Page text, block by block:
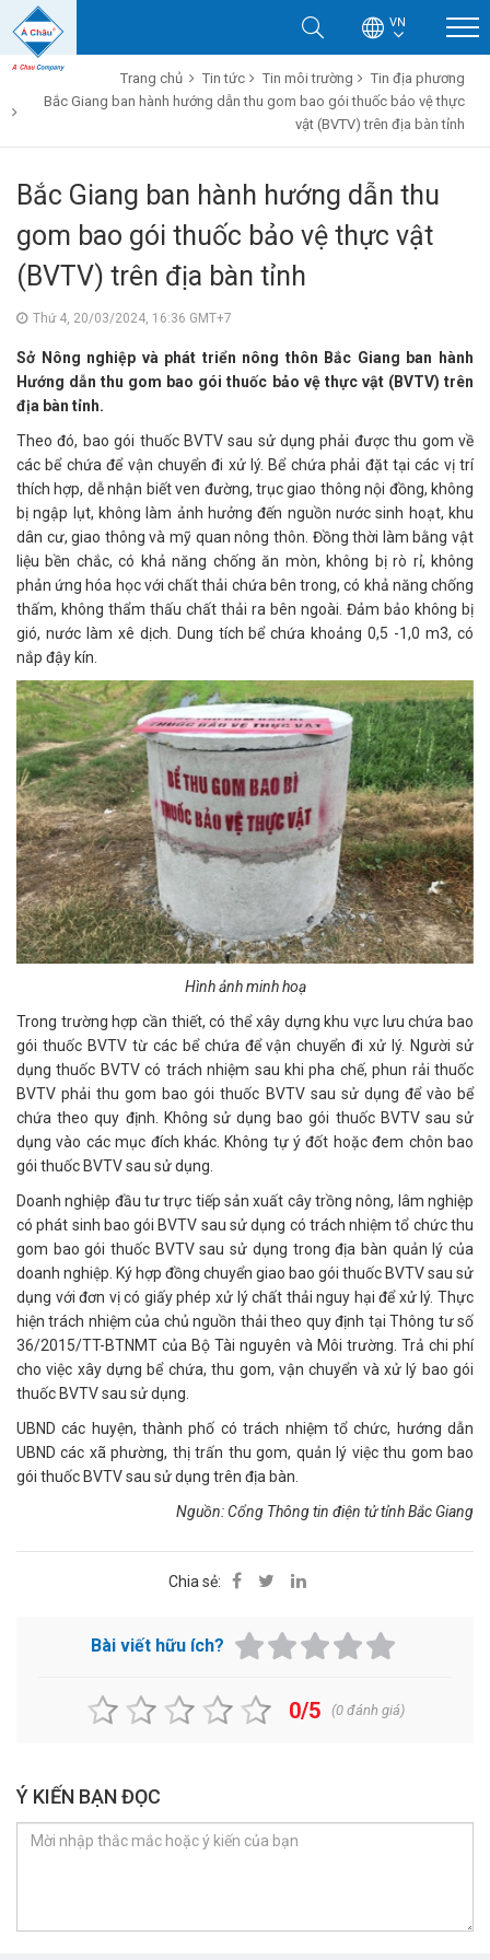
VN
Trang chủ Tin tức Tin môi trường
Tin địa phương
Bắc Giang ban hành hướng dẫn thu gom bao gói thuốc bảo vệ thực
vật (BVTV) trên địa bàn tỉnh
Bắc Giang ban hành hướng dẫn thu
gom bao gói thuốc bảo vệ thực vật
(BVTV) trên địa bàn tỉnh
Thứ 4, 20/03/2024, 16:36 GMT+7
Sở Nông nghiệp và phát triển nông thôn Bắc Giang ban hành
Hướng dẫn thu gom bao gói thuốc bảo vệ thực vật (BVTV) trên
địa bàn tỉnh.
Theo đó, bao gói thuốc BVTV sau sử dụng phải được thu gom về
các bể chứa để vận chuyển đi xử lý. Bể chứa phải đặt tại các vị trí
thích hợp, dễ nhận biết ven đường, trục giao thông nội đồng, không
bị ngập lụt, không làm ảnh hưởng đến nguồn nước sinh hoạt, khu
dân cư, giao thông và mỹ quan nông thôn. Đồng thời làm bằng vật
liệu bền chắc, có khả năng chống ăn mòn, không bị rò rỉ, không
phản ứng hóa học với chất thải chứa bên trong, có khả năng chống
thấm, không thẩm thấu chất thải ra bên ngoài. Đảm bảo không bị
gió, nước làm xê dịch. Dung tích bể chứa khoảng 0,5 -1,0 m3, có
nắp đậy kín.
Hình ảnh minh hoạ
Trong trường hợp cần thiết, có thể xây dựng khu vực lưu chứa bao
gói thuốc BVTV từ các bể chứa để vận chuyển đi xử lý. Người sử
dụng thuốc BVTV có trách nhiệm sau khi pha chế, phun rải thuốc
BVTV phải thu gom bao gói thuốc BVTV sau sử dụng để vào bể
chứa theo quy định. Không sử dụng bao gói thuốc BVTV sau sử
dụng vào các mục đích khác. Không tự ý đốt hoặc đem chôn bao
gói thuốc BVTV sau sử dụng.
Doanh nghiệp đầu tư trực tiếp sản xuất cây trồng nông, lâm nghiệp
có phát sinh bao gói BVTV sau sử dụng có trách nhiệm tổ chức thu
gom bao gói thuốc BVTV sau sử dụng trong địa bàn quản lý của
doanh nghiệp. Ký hợp đồng chuyển giao bao gói thuốc BVTV sau sử
dụng với đơn vị có giấy phép xử lý chất thải nguy hại để xử lý. Thực
hiện trách nhiệm của chủ nguồn thải theo quy định tại Thông tư số
36/2015/TT-BTNMT của Bộ Tài nguyên và Môi trường. Trả chi phí
cho việc xây dựng bể chứa, thu gom, vận chuyển và xử lý bao gói
thuốc BVTV sau sử dụng.
UBND các huyện, thành phố có trách nhiệm tổ chức, hướng dẫn
UBND các xã phường, thị trấn thu gom, quản lý việc thu gom bao
gói thuốc BVTV sau sử dụng trên địa bàn.
Nguồn: Cổng Thông tin điện tử tỉnh Bắc Giang
Chia sẻ:
Bài viết hữu ích?
0/5 (0đánh giá)
Ý KIẾN BẠN ĐỌC